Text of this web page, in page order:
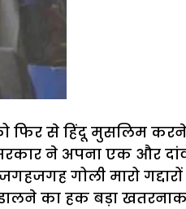
से हिंदू मुसलिम करने
ने अपना एक और
गोली मारो
डालने का हक बड़ा